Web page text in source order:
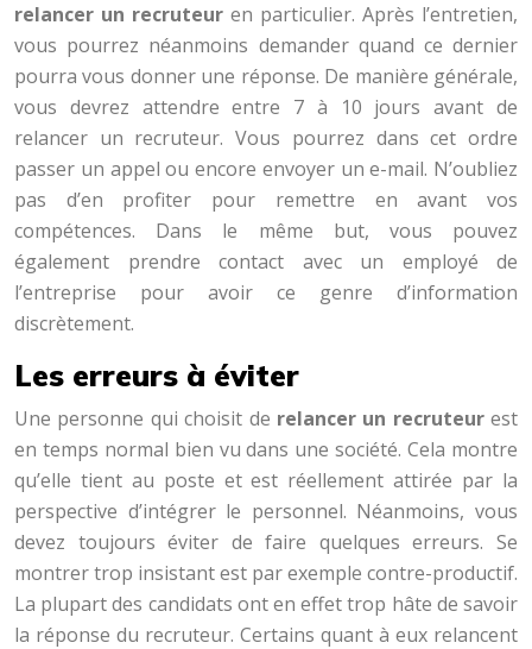
relancer un recruteur en particulier. Après l’entretien,
vous pourrez néanmoins demander quand ce dernier
pourra vous donner une réponse. De manière générale,
vous devrez attendre entre 7 à 10 jours avant de
relancer un recruteur. Vous pourrez dans cet ordre
passer un appel ou encore envoyer un e-mail. N’oubliez
pas d’en profiter pour remettre en avant vos
compétences. Dans le même but, vous pouvez
également prendre contact avec un employé de
l’entreprise pour avoir ce genre d’information
discrètement.
Les erreurs à éviter
Une personne qui choisit de relancer un recruteurest
en temps normal bien vu dans une société. Cela montre
qu’elle tient au poste et est réellement attirée par la
perspective d’intégrer le personnel. Néanmoins, vous
devez toujours éviter de faire quelques erreurs. Se
montrer trop insistant est par exemple contre-productif.
La plupart des candidats ont en effet trop hâte de savoir
la réponse du recruteur. Certains quant à eux relancent